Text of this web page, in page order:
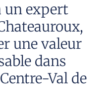
un expert
une valeur
dans
Val de